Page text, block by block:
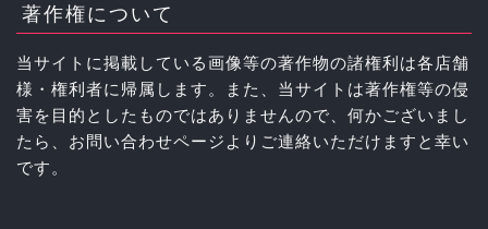
著作権について
当サイトに掲載している画像等の著作物の諸権利は各店舗
様・権利者に帰属します。また、当サイトは著作権等の侵
害を目的としたものではありませんので、何かございまし
たら、お問い合わせページよりご連絡いただけますと幸い
です。